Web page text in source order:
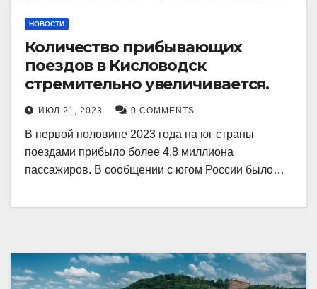
НОВОСТИ
Количество прибывающих
поездов в Кисловодск
стремительно увеличивается.
ИЮЛ 21, 2023 0 COMMENTS
В первой половине 2023 года на юг страны
поездами прибыло более 4,8 миллиона
пассажиров. В сообщении с югом России было…